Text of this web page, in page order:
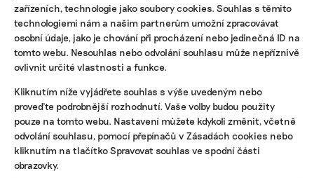
zařízeních, technologie jako soubory cookies. Souhlas s těmito
technologiemi nám a našim partnerům umožní zpracovávat
osobní údaje, jako je chování při procházení nebo jedinečná ID na
tomto webu. Nesouhlas nebo odvolání souhlasu může nepříznivě
ovlivnit určité vlastnosti a funkce.
Kliknutím níže vyjádřete souhlas s výše uvedeným nebo
proveďte podrobnější rozhodnutí. Vaše volby budou použity
pouze na tomto webu. Nastavení můžete kdykoli změnit, včetně
odvolání souhlasu, pomocí přepínačů v Zásadách cookies nebo
kliknutím na tlačítko Spravovat souhlas ve spodní části
obrazovky.
Uklízení není řešení, ale jen první krok
„Víme, že úklidy odpadků nejsou řešení, je to ale
první krok,“ říká Jirka. Jejich sebrané pytle
většinou putují pouze na jiné místo, kde je
otevřená skládka. Znečišťují prostředí pak akorát
jinde.
Jako stěžejní vidí oba vzdělávání nejmladší
generace o tom, jak se k odpadu mají chovat a že